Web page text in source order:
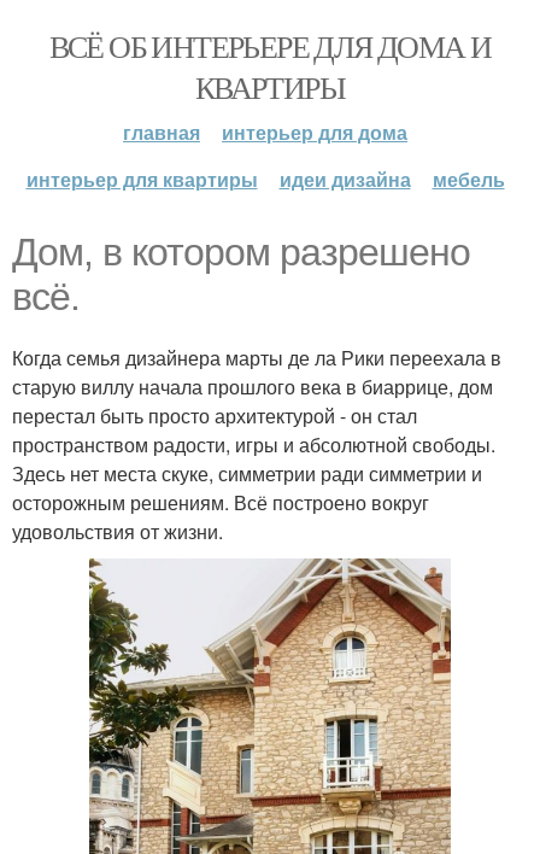
ВСЁ ОБ ИНТЕРЬЕРЕ ДЛЯ ДОМА И
КВАРТИРЫ
главная
интерьер для дома
интерьер для квартиры
идеи дизайна мебель
Дом, в котором разрешено
всё.
Когда семья дизайнера марты де ла Рики переехала в
старую виллу начала прошлого века в биаррице, дом
перестал быть просто архитектурой - он стал
пространством радости, игры и абсолютной свободы.
Здесь нет места скуке, симметрии ради симметрии и
осторожным решениям. Всё построено вокруг
удовольствия от жизни.